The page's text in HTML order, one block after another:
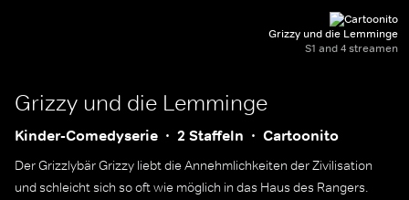
Grizzy und die Lemminge
S1 and 4 streamen
Grizzy und die Lemminge
Kinder-Comedyserie 2 Staffeln Cartoonito
Der Grizzlybär Grizzy liebt die Annehmlichkeiten der Zivilisation
und schleicht sich so oft wie möglich in das Haus des Rangers.